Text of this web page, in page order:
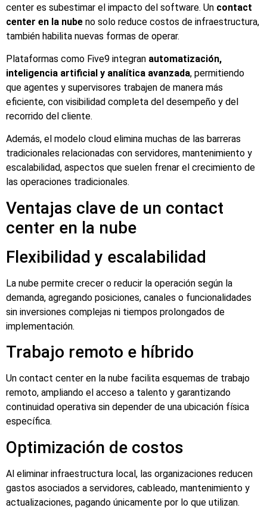
center es subestimar el impacto del software. Un contact
center en la nube no solo reduce costos de infraestructura,
también habilita nuevas formas de operar.
Plataformas como Five9 integran automatización,
inteligencia artificial y analítica avanzada, permitiendo
que agentes y supervisores trabajen de manera más
eficiente, con visibilidad completa del desempeño y del
recorrido del cliente.
Además, el modelo cloud elimina muchas de las barreras
tradicionales relacionadas con servidores, mantenimiento y
escalabilidad, aspectos que suelen frenar el crecimiento de
las operaciones tradicionales.
Ventajas clave de un contact
center en la nube
Flexibilidad y escalabilidad
La nube permite crecer o reducir la operación según la
demanda, agregando posiciones, canales o funcionalidades
sin inversiones complejas ni tiempos prolongados de
implementación.
Trabajo remoto e híbrido
Un contact center en la nube facilita esquemas de trabajo
remoto, ampliando el acceso a talento y garantizando
continuidad operativa sin depender de una ubicación física
específica.
Optimización de costos
Al eliminar infraestructura local, las organizaciones reducen
gastos asociados a servidores, cableado, mantenimiento y
actualizaciones, pagando únicamente por lo que utilizan.